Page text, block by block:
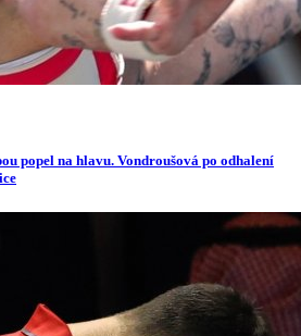
popel na hlavu. Vondroušová po odhalení